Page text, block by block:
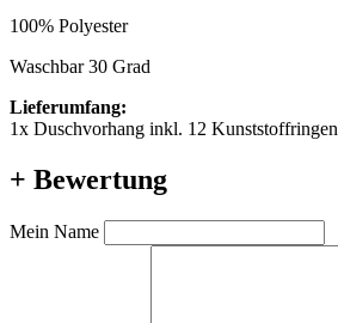
100% Polyester
Waschbar 30 Grad
Lieferumfang:
1x Duschvorhang inkl. 12 Kunststoffringen
+ Bewertung
Mein Name